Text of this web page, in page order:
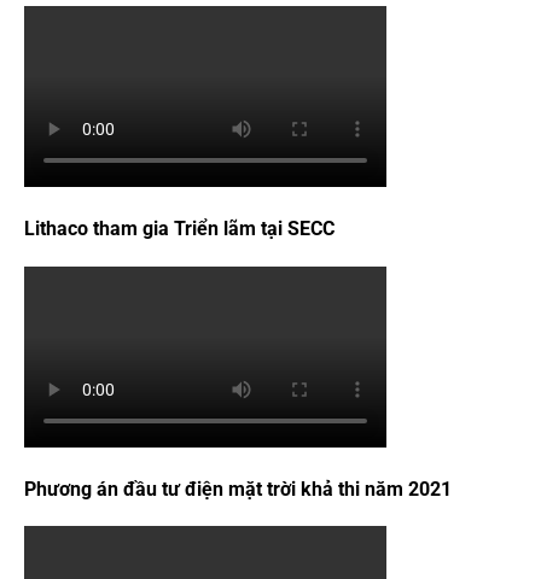
Lithaco tham gia Triển lãm tại SECC
Phương án đầu tư điện mặt trời khả thi năm 2021